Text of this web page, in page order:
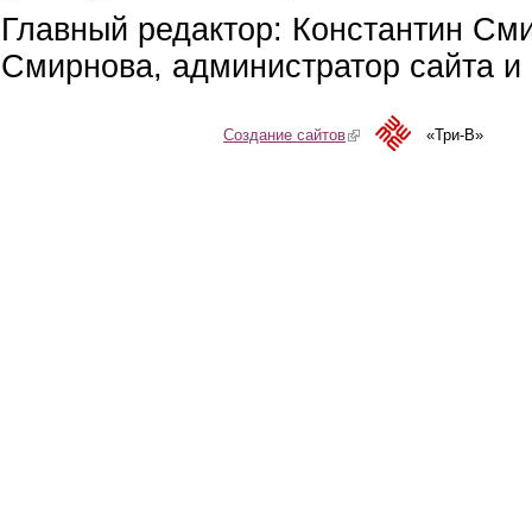
Главный редактор: Константин
Смирнова, администратор сайта
Создание сайтов(link is external)«Три-В»